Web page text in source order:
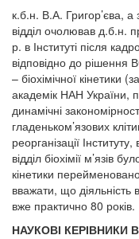
к.б.н. В.А. Григор’єва,
відділ очолював д.б.н.
р. в Інституті після
відповідно до рішення
– біохімічної кінетики
академік НАН України,
динамічні
гладеньком’язових
реорганізації
відділ біохімії м’язів
кінетики
вважати, що діяльність
вже практично 80 років.
НАУКОВІ КЕРІВНИКИ